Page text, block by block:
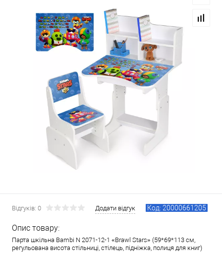
Відгуків: 0 Додати відгук Код: 20000661205
Опис товару:
Парта шкільна Bambi N 2071-12-1 «Brawl Stars» (59*69*113 см,
регульована висота стільниці, стілець, підніжка, полиця для книг)